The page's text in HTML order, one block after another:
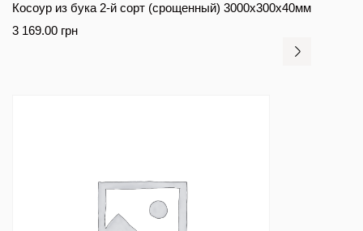
Косоур из бука 2-й сорт (срощенный) 3000x300x40мм
3 169.00 грн